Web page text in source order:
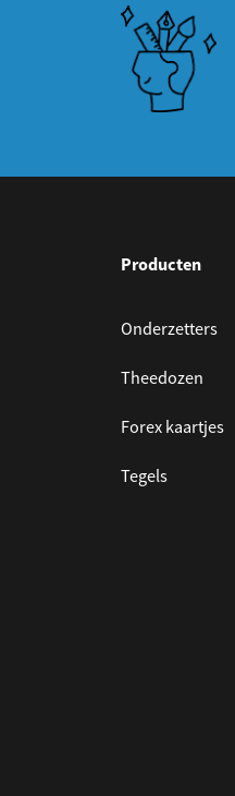
Producten
Onderzetters
Theedozen
Forex kaartjes
Tegels